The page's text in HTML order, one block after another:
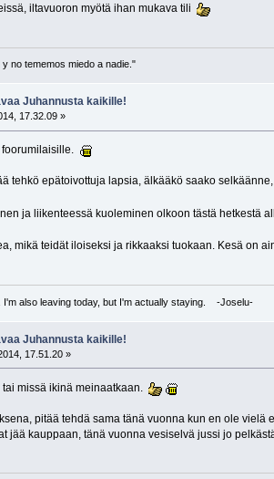
iltavuoron myötä ihan mukava tili
no tememos miedo a nadie."
Juhannusta kaikille!
17.32.09 »
tehkö epätoivottuja lapsia, älkääkö saako
ja liikenteessä kuoleminen olkoon tästä hetkestä
mikä teidät iloiseksi ja rikkaaksi tuokaan. Kesä on
I'm also leaving today, but I'm actually staying. -Joselu-
Juhannusta kaikille!
17.51.20 »
missä ikinä meinaatkaan.
pitää tehdä sama tänä vuonna kun en ole
jää kauppaan, tänä vuonna vesiselvä jussi jo